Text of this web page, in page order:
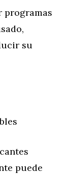
programas
su
puede